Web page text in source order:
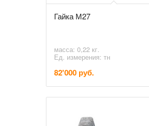
Гайка М27
масса: 0,22 кг.
Ед. измерения: тн
82'000 руб.